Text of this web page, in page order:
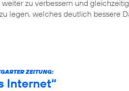
zu verbessern und
legen, welches deutlich bessere
ZEITUNG:
Internet“